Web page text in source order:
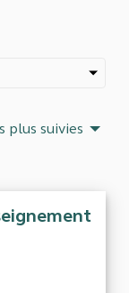
plus suivies